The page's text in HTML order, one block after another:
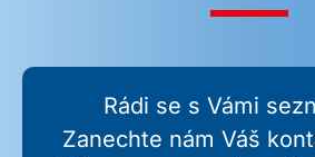
Rádi se s Vámi
Zanechte nám Váš